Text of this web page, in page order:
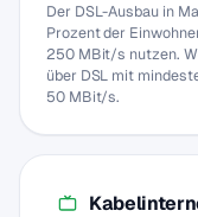
Der DSL-Ausbau in
Prozent der
250 MBit/s nutzen.
über DSL mit
50 MBit/s.